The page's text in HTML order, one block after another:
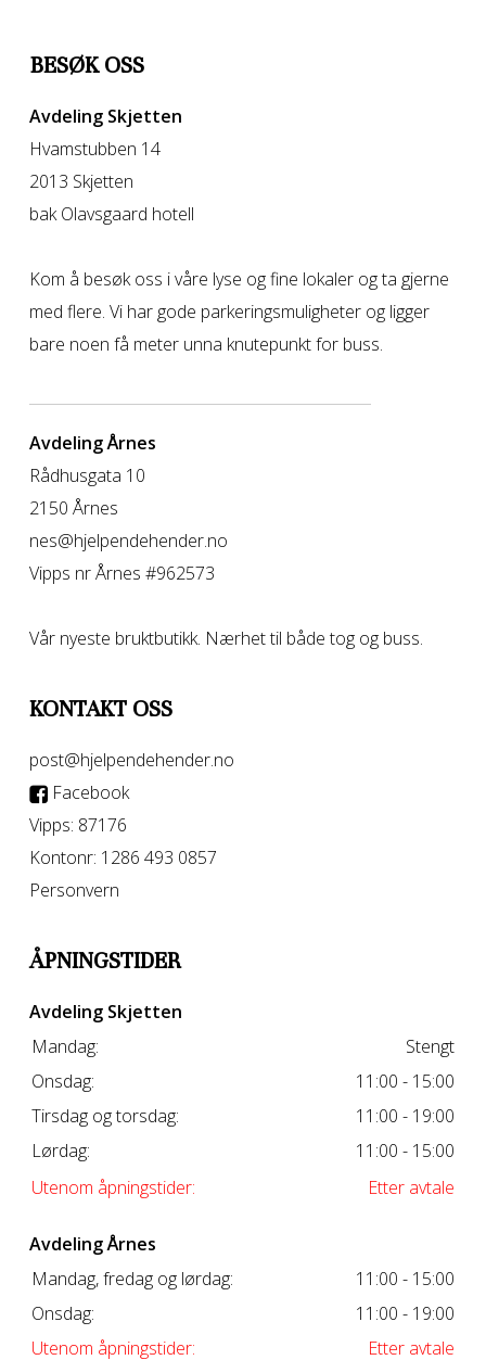
BESØK OSS
Avdeling Skjetten
Hvamstubben 14
2013 Skjetten
bak Olavsgaard hotell
Kom å besøk oss i våre lyse og fine lokaler og ta gjerne
med flere. Vi har gode parkeringsmuligheter og ligger
bare noen få meter unna knutepunkt for buss.
Avdeling Årnes
Rådhusgata 10
2150 Årnes
nes@hjelpendehender.no
Vipps nr Årnes #962573
Vår nyeste bruktbutikk. Nærhet til både tog og buss.
KONTAKT OSS
post@hjelpendehender.no
Facebook
Vipps: 87176
Kontonr: 1286 493 0857
Personvern
ÅPNINGSTIDER
Avdeling Skjetten
Mandag:
Stengt
Onsdag:
11:00 - 15:00
Tirsdag og torsdag:
11:00 - 19:00
Lørdag:
11:00 - 15:00
Utenom åpningstider:
Etter avtale
Avdeling Årnes
Mandag, fredag og lørdag:
11:00 - 15:00
Onsdag:
11:00 - 19:00
Utenom åpningstider:
Etter avtale